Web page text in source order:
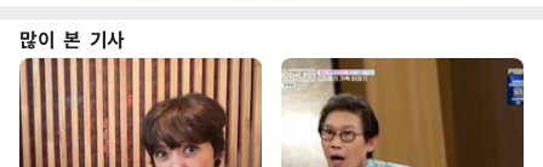
많이 본 기사